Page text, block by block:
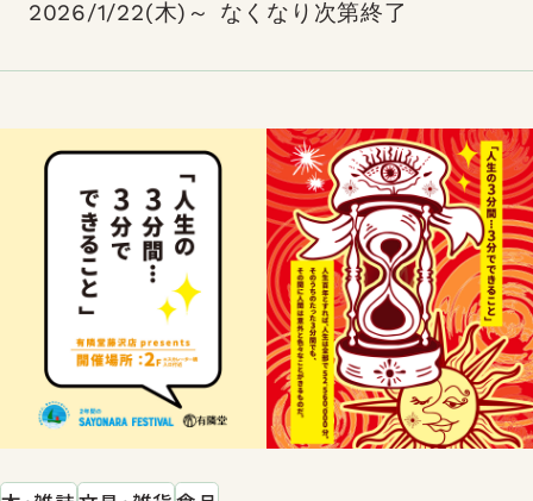
2026/1/22(木)～ なくなり次第終了